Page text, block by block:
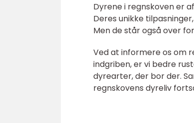
Dyrene i regnskoven er
Deres unikke
Men de står også over
Ved at informere os om
indgriben, er vi bedre
dyrearter, der bor der.
regnskovens dyreliv